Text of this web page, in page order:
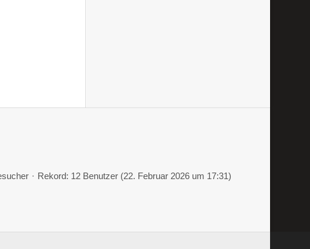
Rekord: 12 Benutzer (22. Februar 2026 um 17:31)